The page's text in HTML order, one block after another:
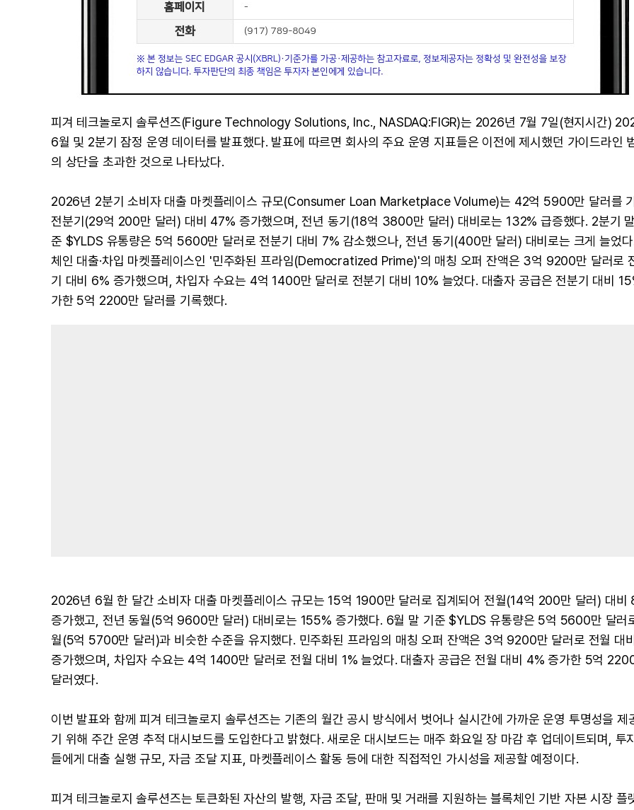
피겨 테크놀로지 솔루션즈(Figure Technology Solutions, Inc., NASDAQ:FIGR)는 2026년 7월 7일(현지시간)
6월 및 2분기 잠정 운영 데이터를 발표했다. 발표에 따르면 회사의 주요 운영 지표들은 이전에 제시했던 가이드라인
의 상단을 초과한 것으로 나타났다.
2026년 2분기 소비자 대출 마켓플레이스 규모(Consumer Loan Marketplace Volume)는 42억 5900만 달러를
전분기(29억 200만 달러) 대비 47% 증가했으며, 전년 동기(18억 3800만 달러) 대비로는 132% 급증했다. 2분기 말
준 $YLDS 유통량은 5억 5600만 달러로 전분기 대비 7% 감소했으나, 전년 동기(400만 달러) 대비로는 크게 늘었
체인 대출·차입 마켓플레이스인 '민주화된 프라임(Democratized Prime)'의 매칭 오퍼 잔액은 3억 9200만 달러로
기 대비 6% 증가했으며, 차입자 수요는 4억 1400만 달러로 전분기 대비 10% 늘었다. 대출자 공급은 전분기 대비
가한 5억 2200만 달러를 기록했다.
2026년 6월 한 달간 소비자 대출 마켓플레이스 규모는 15억 1900만 달러로 집계되어 전월(14억 200만 달러) 대비
증가했고, 전년 동월(5억 9600만 달러) 대비로는 155% 증가했다. 6월 말 기준 $YLDS 유통량은 5억 5600만 달러
월(5억 5700만 달러)과 비슷한 수준을 유지했다. 민주화된 프라임의 매칭 오퍼 잔액은 3억 9200만 달러로 전월 대
증가했으며, 차입자 수요는 4억 1400만 달러로 전월 대비 1% 늘었다. 대출자 공급은 전월 대비 4% 증가한 5억
달러였다.
이번 발표와 함께 피겨 테크놀로지 솔루션즈는 기존의 월간 공시 방식에서 벗어나 실시간에 가까운 운영 투명성을 제
기 위해 주간 운영 추적 대시보드를 도입한다고 밝혔다. 새로운 대시보드는 매주 화요일 장 마감 후 업데이트되며, 투
들에게 대출 실행 규모, 자금 조달 지표, 마켓플레이스 활동 등에 대한 직접적인 가시성을 제공할 예정이다.
피겨 테크놀로지 솔루션즈는 토큰화된 자산의 발행, 자금 조달, 판매 및 거래를 지원하는 블록체인 기반 자본 시장 플